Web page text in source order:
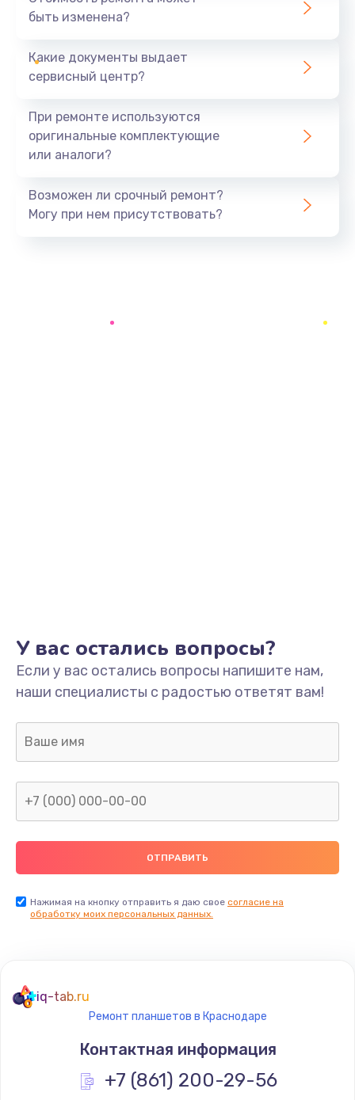
Замена задней крышки устройства
Замена микросхемы (звук, контроллер,
Заказать
Заказать
Ремонт шлейфа
Заказать
Замена вибро элемента
Заказать
Восстановление дорожек платы
Заказать
быть изменена?
Какие документы выдает
сервисный центр?
При ремонте используются
оригинальные комплектующие
или аналоги?
Возможен ли срочный ремонт?
Могу при нем присутствовать?
У вас остались вопросы?
Если у вас остались вопросы напишите нам,
наши специалисты с радостью ответят вам!
Нажимая на кнопку отправить я даю свое согласие на
обработку моих персональных данных.
iq-tab.ru
Ремонт планшетов в Краснодаре
Контактная информация
+7 (861) 200-29-56